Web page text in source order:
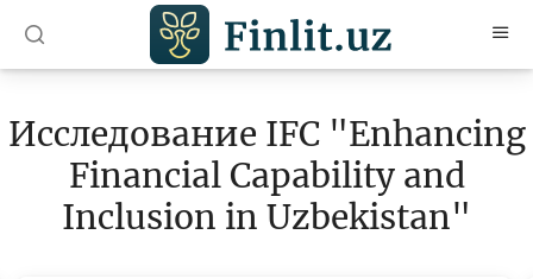
Статьи
Учебные материалы
Исследование IFC "Enhancing
Financial Capability and
Inclusion in Uzbekistan"